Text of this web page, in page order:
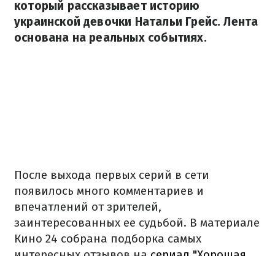
который рассказывает историю
украинской девочки Натальи Грейс. Лента
основана на реальных событиях.
После выхода первых серий в сети
появилось много комментариев и
впечатлений от зрителей,
заинтересованных ее судьбой. В материале
Кино 24 собрана подборка самых